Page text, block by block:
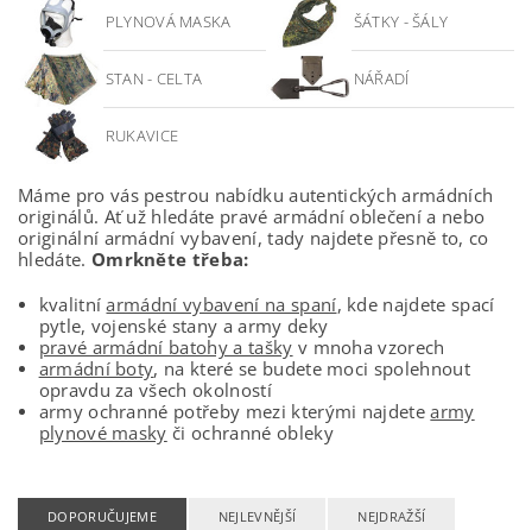
PLYNOVÁ MASKA ŠÁTKY - ŠÁLY
STAN - CELTA NÁŘADÍ
RUKAVICE
Máme pro vás pestrou nabídku autentických armádních
originálů. Ať už hledáte pravé armádní oblečení a nebo
originální armádní vybavení, tady najdete přesně to, co
hledáte. Omrkněte třeba:
kvalitníarmádní vybavení na spaní, kde najdete spací
pytle, vojenské stany a army deky
pravé armádní batohy a tašky v mnoha vzorech
armádní boty, na které se budete moci spolehnout
opravdu za všech okolností
army ochranné potřeby mezi kterými najdetearmy
plynové masky či ochranné obleky
DOPORUČUJEME NEJLEVNĚJŠÍ NEJDRAŽŠÍ